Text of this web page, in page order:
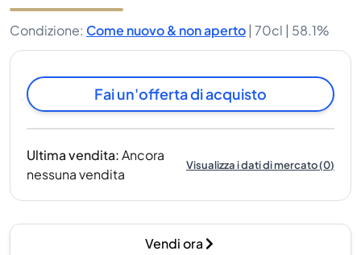
Condizione: Come nuovo & non aperto | 70cl | 58.1%
Fai un'offerta di acquisto
Ultima vendita:Ancora
nessuna vendita
Visualizza i dati di mercato(0)
Vendi ora